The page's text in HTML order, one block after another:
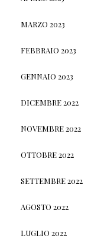
MARZO 2023
FEBBRAIO 2023
GENNAIO 2023
DICEMBRE 2022
NOVEMBRE 2022
OTTOBRE 2022
SETTEMBRE 2022
AGOSTO 2022
LUGLIO 2022